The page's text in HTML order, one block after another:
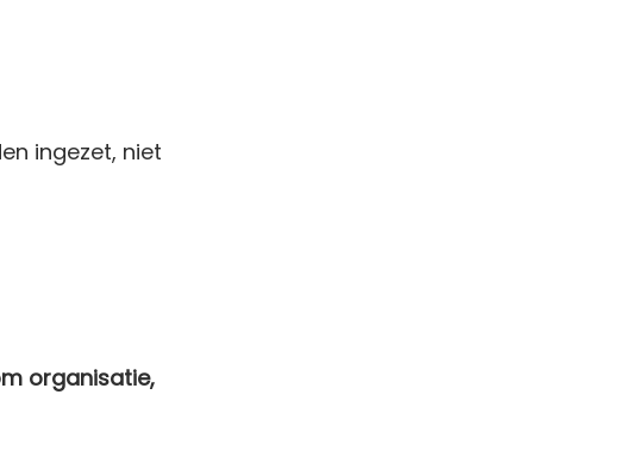
ingezet, niet
organisatie,